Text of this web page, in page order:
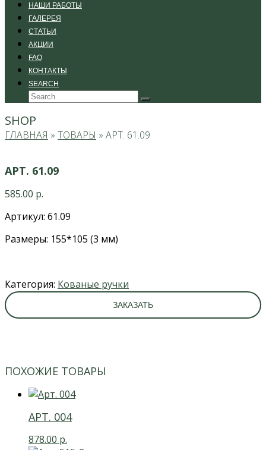
НАШИ РАБОТЫ
ГАЛЕРЕЯ
СТАТЬИ
АКЦИИ
FAQ
КОНТАКТЫ
SEARCH
Search
Submit
SHOP
ГЛАВНАЯ » ТОВАРЫ » АРТ. 61.09
АРТ. 61.09
585.00 р.
Артикул: 61.09
Размеры: 155*105 (3 мм)
Категория: Кованые ручки
ЗАКАЗАТЬ
ПОХОЖИЕ ТОВАРЫ
АРТ. 004
878.00 р.